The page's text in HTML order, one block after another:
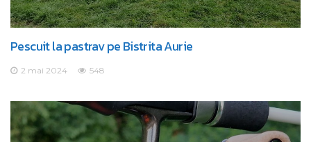
Pescuit la pastrav pe Bistrita Aurie
2 mai 2024 548